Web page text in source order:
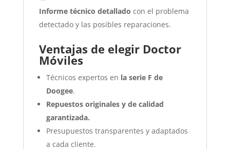
Informe técnico detallado con el problema
detectado y las posibles reparaciones.
Ventajas de elegir Doctor
Móviles
Técnicos expertos en la serie F de
Doogee.
Repuestos originales y de calidad
garantizada.
Presupuestos transparentes y adaptados
a cada cliente.